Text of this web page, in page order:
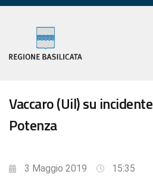
Vaccaro (Uil) su
Potenza
3 Maggio 2019 15:35